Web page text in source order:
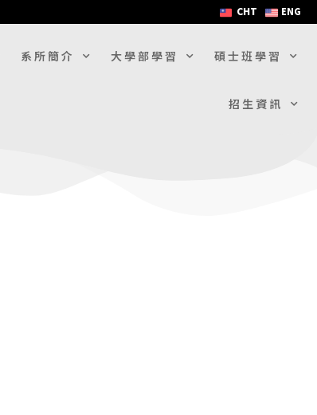
CHT ENG
系所簡介 大學部學習 碩士班學習
招生資訊